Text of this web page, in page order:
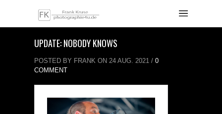
UPDATE: NOBODY KNOWS
POSTED BY FRANK ON 24 AUG. 2021 / 0
COMMENT